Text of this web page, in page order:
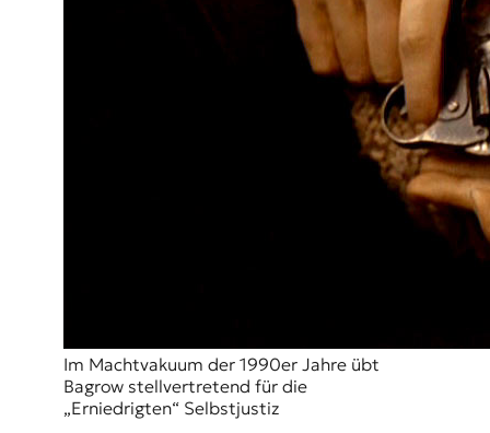
Im Machtvakuum der 1990er Jahre übt
Bagrow stellvertretend für die
„Erniedrigten“ Selbstjustiz